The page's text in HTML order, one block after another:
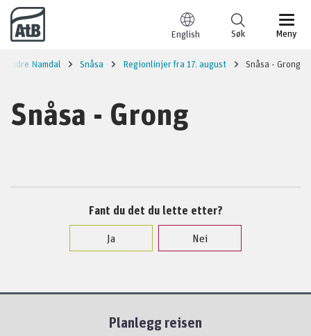
Til innhold
English Meny
Søk
Indre Namdal Snåsa Regionlinjer fra 17. august Snåsa - Grong
Snåsa - Grong
Fant du det du lette etter?
Ja
Nei
Planlegg reisen